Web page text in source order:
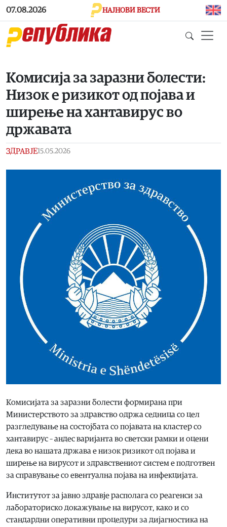
Skip to main content
07.08.2026 НАЈНОВИ ВЕСТИ
Комисија за заразни болести:
Низок е ризикот од појава и
ширење на хантавирус во
државата
ЗДРАВЈЕ15.05.2026
Комисијата за заразни болести формирана при
Министерството за здравство одржа седница со цел
разгледување на состојбата со појавата на кластер со
хантавирус – андес варијанта во светски рамки и оцени
дека во нашата држава е низок ризикот од појава и
ширење на вирусот и здравствениот систем е подготвен
за справување со евентуална појава на инфекцијата.
Институтот за јавно здравје располага со реагенси за
лабораториско докажување на вирусот, како и со
стандардни оперативни процедури за дијагностика на